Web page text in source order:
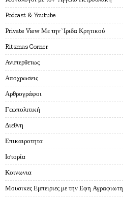
Podcast & Youtube
Private View Με την`Ιριδα Κρητικού
Ritsmas Corner
Ανυπερθετως
Αποχρωσεις
Αρθρογράφοι
Γεωπολιτική
Διεθνη
Επικαιροτητα
Ιστορία
Κοινωνια
Μουσικες Εμπειριες με την Εφη Αγραφιωτη